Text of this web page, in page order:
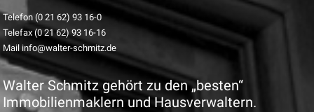
Telefon (0 21 62) 93 16-0
Telefax (0 21 62) 93 16-16
Mail info@walter-schmitz.de
Walter Schmitz gehört zu den „besten“
Immobilienmaklern und Hausverwaltern.